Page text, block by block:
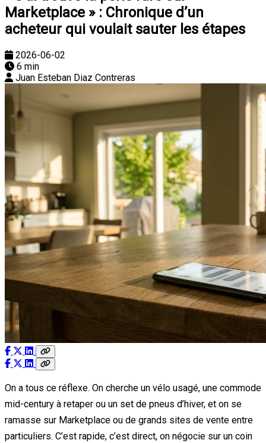
Marketplace » : Chronique d’un
acheteur qui voulait sauter les étapes
2026-06-02
6 min
Juan Esteban Diaz Contreras
On a tous ce réflexe. On cherche un vélo usagé, une commode
mid-century à retaper ou un set de pneus d’hiver, et on se
ramasse sur Marketplace ou de grands sites de vente entre
particuliers. C’est rapide, c’est direct, on négocie sur un coin